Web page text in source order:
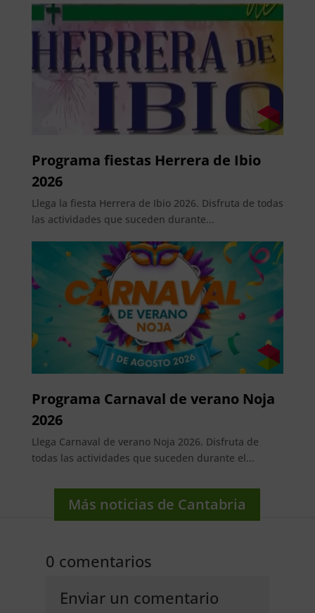
Programa fiestas Herrera de Ibio
2026
Llega la fiesta Herrera de Ibio 2026. Disfruta de todas
las actividades que suceden durante...
Programa Carnaval de verano Noja
2026
Llega Carnaval de verano Noja 2026. Disfruta de
todas las actividades que suceden durante el...
Más noticias de Cantabria
0 comentarios
Enviar un comentario